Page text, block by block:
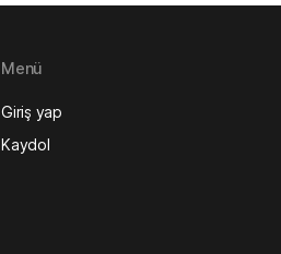
Menü
Giriş yap
Kaydol